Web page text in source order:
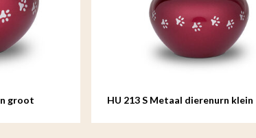
groot HU 213 S Metaal dierenurn klein